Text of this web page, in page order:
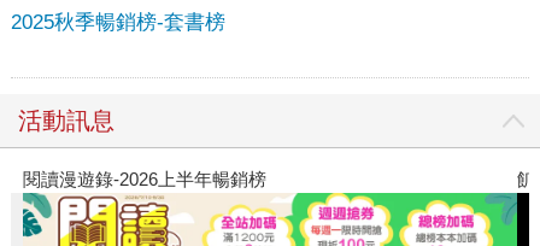
2025秋季暢銷榜-套書榜
活動訊息
飢餓遊戲前傳贈早優券